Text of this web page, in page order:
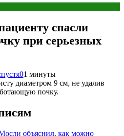
спасли
при серьезных
01 минуты
диаметром 9 см, не удалив
почку.
объяснил, как можно